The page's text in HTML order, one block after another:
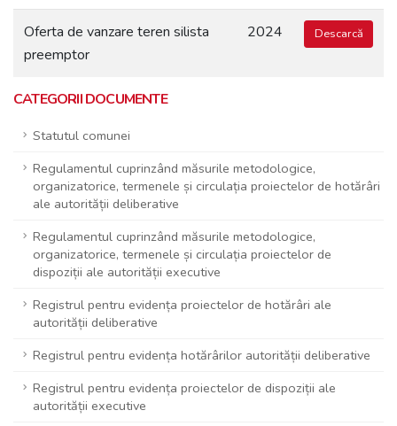
Oferta de vanzare teren silista
preemptor
2024 Descarcă
CATEGORII DOCUMENTE
Statutul comunei
Regulamentul cuprinzând măsurile metodologice,
organizatorice, termenele și circulația proiectelor de hotărâri
ale autorității deliberative
Regulamentul cuprinzând măsurile metodologice,
organizatorice, termenele și circulația proiectelor de
dispoziții ale autorității executive
Registrul pentru evidența proiectelor de hotărâri ale
autorității deliberative
Registrul pentru evidența hotărârilor autorității deliberative
Registrul pentru evidența proiectelor de dispoziții ale
autorității executive